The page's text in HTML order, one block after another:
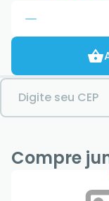
Digite seu CEP
Compre